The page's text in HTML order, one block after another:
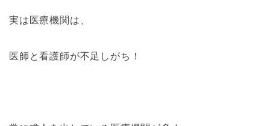
実は医療機関は、
医師と看護師が不足しがち！